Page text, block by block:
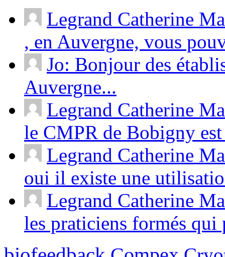
Legrand Catherine
, en Auvergne, vous
Jo: Bonjour des
Auvergne...
Legrand Catherine
le CMPR de Bobigny
Legrand Catherine
oui il existe une
Legrand Catherine
les praticiens formés qui